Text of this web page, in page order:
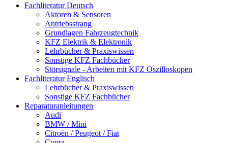
Fachliteratur Deutsch
Aktoren & Sensoren
Antriebsstrang
Grundlagen Fahrzeugtechnik
KFZ Elektrik & Elektronik
Lehrbücher & Praxiswissen
Sonstige KFZ Fachbücher
Störsignale - Arbeiten mit KFZ Oszilloskopen
Fachliteratur Englisch
Lehrbücher & Praxiswissen
Sonstige KFZ Fachbücher
Reparaturanleitungen
Audi
BMW / Mini
Citroën / Peugeot / Fiat